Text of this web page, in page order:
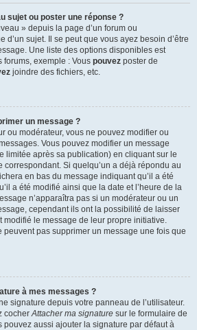
sujet ou poster une réponse ?
» depuis la page d’un forum ou
d’un sujet. Il se peut que vous ayez besoin d’être
Une liste des options disponibles est
exemple : Vous pouvez poster de
joindre des fichiers, etc.
un message ?
ou modérateur, vous ne pouvez modifier ou
Vous pouvez modifier un message
limitée après sa publication) en cliquant sur le
correspondant. Si quelqu’un a déjà répondu au
en bas du message indiquant qu’il a été
a été modifié ainsi que la date et l’heure de la
n’apparaîtra pas si un modérateur ou un
cependant ils ont la possibilité de laisser
modifié le message de leur propre initiative.
peuvent pas supprimer un message une fois que
à mes messages ?
signature depuis votre panneau de l’utilisateur.
cocherAttacher ma signature sur le formulaire de
pouvez aussi ajouter la signature par défaut à